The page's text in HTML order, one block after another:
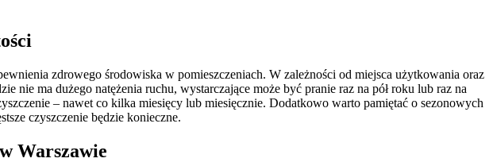
zdrowego środowiska w pomieszczeniach. W zależności od miejsca użytkowania oraz
nie ma dużego natężenia ruchu, wystarczające może być pranie raz na pół roku lub raz na
– nawet co kilka miesięcy lub miesięcznie. Dodatkowo warto pamiętać o sezonowych
czyszczenie będzie konieczne.
Warszawie